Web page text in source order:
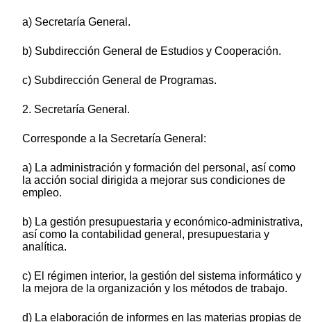
a) Secretaría General.
b) Subdirección General de Estudios y Cooperación.
c) Subdirección General de Programas.
2. Secretaría General.
Corresponde a la Secretaría General:
a) La administración y formación del personal, así como
la acción social dirigida a mejorar sus condiciones de
empleo.
b) La gestión presupuestaria y económico-administrativa,
así como la contabilidad general, presupuestaria y
analítica.
c) El régimen interior, la gestión del sistema informático y
la mejora de la organización y los métodos de trabajo.
d) La elaboración de informes en las materias propias de